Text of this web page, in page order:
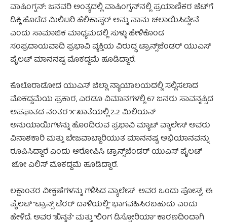
ವಾಷಿಂಗ್ಟನ್: ಜನವರಿ ಅಂತ್ಯದಲ್ಲಿ ವಾಷಿಂಗ್ಟನ್‌ನಲ್ಲಿ ಪ್ರಯಾಣಿಕರ ಜೆಟ್‌ಗೆ
ಡಿಕ್ಕಿ ಹೊಡೆದ ಮಿಲಿಟರಿ ಹೆಲಿಕಾಪ್ಟರ್ ಅನ್ನು ನಾನು ಚಲಾಯಿಸಿದ್ದೇನೆ
ಎಂದು ಸಾಮಾಜಿಕ ಮಾಧ್ಯಮದಲ್ಲಿ ಸುಳ್ಳು ಹೇಳಿಕೊಂಡ
ಸಂಪ್ರದಾಯವಾದಿ ಪ್ರಭಾವಿ ವ್ಯಕ್ತಿಯ ವಿರುದ್ಧ ಟ್ರಾನ್ಸ್‌ಜೆಂಡರ್ ಯುಎಸ್
ಪೈಲಟ್ ಮಾನನಷ್ಟ ಮೊಕದ್ದಮೆ ಹೂಡಿದ್ದಾರೆ.
ಕೊಲೊರಾಡೋದ ಯುಎಸ್ ಜಿಲ್ಲಾ ನ್ಯಾಯಾಲಯದಲ್ಲಿ ಸಲ್ಲಿಸಲಾದ
ಮೊಕದ್ದಮೆಯ ಪ್ರಕಾರ, ಎರಡೂ ವಿಮಾನಗಳಲ್ಲಿ 67 ಜನರು ಸಾವನ್ನಪ್ಪಿದ
ಅಪಘಾತದ ನಂತರ ‘X’ ಖಾತೆಯಲ್ಲಿ 2.2 ಮಿಲಿಯನ್
ಅನುಯಾಯಿಗಳನ್ನು ಹೊಂದಿರುವ ಪ್ರಭಾವಿ ಮ್ಯಾಟ್ ವ್ಯಾಲೇಸ್ ಅವರು
ವಿನಾಶಕಾರಿ ಮತ್ತು ಬೇಜವಾಬ್ದಾರಿಯುತ ಮಾನನಷ್ಟ ಅಭಿಯಾನವನ್ನು
ರೂಪಿಸಿದ್ದಾರೆ ಎಂದು ಆರೋಪಿಸಿ ಟ್ರಾನ್ಸ್‌ಜೆಂಡರ್ ಯುಎಸ್ ಪೈಲಟ್
ಜೋ ಎಲಿಸ್ ಮೊಕದ್ದಮೆ ಹೂಡಿದ್ದಾರೆ.
ಲಕ್ಷಾಂತರ ವೀಕ್ಷಣೆಗಳನ್ನು ಗಳಿಸಿದ ವ್ಯಾಲೇಸ್ ಅವರ ಒಂದು ಪೋಸ್ಟ್, ಈ
ಪೈಲಟ್ “ಟ್ರಾನ್ಸ್ ಟೆರರ್ ದಾಳಿಯಲ್ಲಿ” ಭಾಗವಹಿಸಿರಬಹುದು ಎಂದು
ಹೇಳಿದೆ. ಅವರ “ಖಿನ್ನತೆ” ಮತ್ತು “ಲಿಂಗ ಡಿಸ್ಫೋರಿಯಾ” ಕಾರಣದಿಂದಾಗಿ